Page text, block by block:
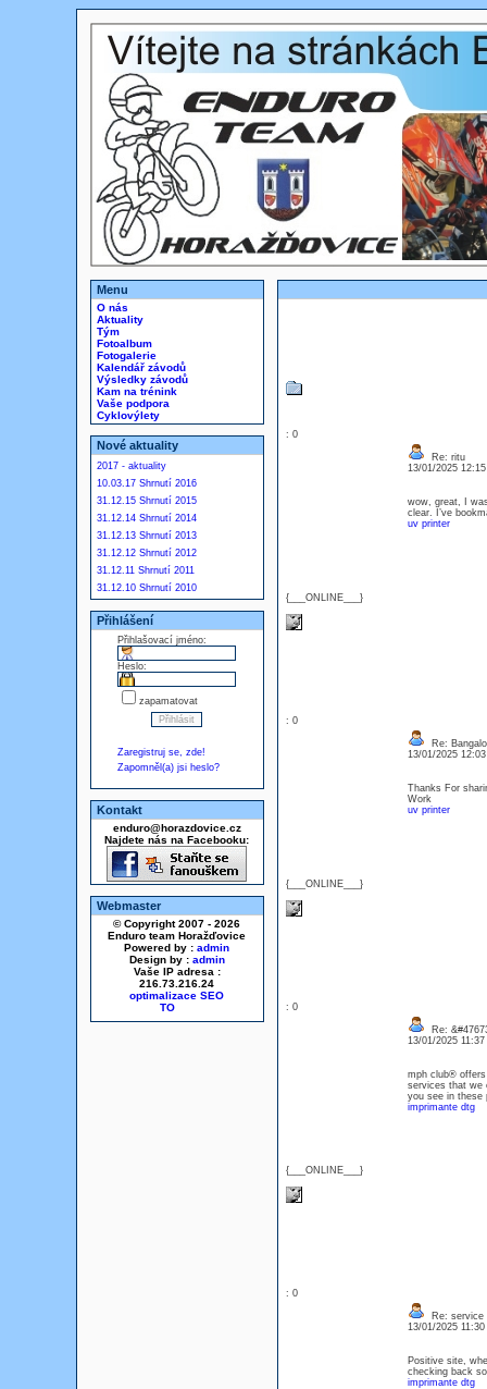
Menu
O nás
Aktuality
Tým
Fotoalbum
Fotogalerie
Kalendář závodů
Výsledky závodů
Kam na trénink
Vaše podpora
Cyklovýlety
Nové aktuality
2017 - aktuality
10.03.17 Shrnutí 2016
31.12.15 Shrnutí 2015
31.12.14 Shrnutí 2014
31.12.13 Shrnutí 2013
31.12.12 Shrnutí 2012
31.12.11 Shrnutí 2011
31.12.10 Shrnutí 2010
Přihlášení
Přihlašovací jméno:
Heslo:
zapamatovat
Zaregistruj se, zde!
Zapomněl(a) jsi heslo?
Kontakt
enduro@horazdovice.cz
Najdete nás na Facebooku:
Webmaster
© Copyright 2007 - 2026
Enduro team Horažďovice
Powered by : admin
Design by : admin
Vaše IP adresa :
216.73.216.24
optimalizace SEO
: 0
{___ONLINE___}
Re: ritu
13/01/2025
wow, great, I
clear. I’ve
uv printer
: 0
{___ONLINE___}
Re:
13/01/2025
Thanks For
Work
uv printer
: 0
{___ONLINE___}
Re:
13/01/2025
mph club®
services that we
you see in these
imprimante dtg
: 0
Re: service
13/01/2025
Positive site,
checking back
imprimante dtg